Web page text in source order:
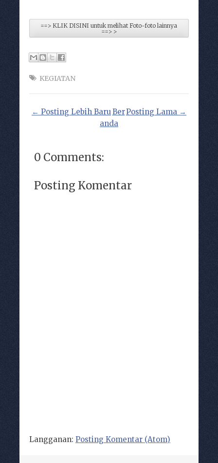
==> KLIK DISINI untuk melihat Foto-foto lainnya
==> >
KEGIATAN
← Posting Lebih Baru Posting Lama →
Ber
anda
0 Comments:
Posting Komentar
Langganan: Posting Komentar (Atom)